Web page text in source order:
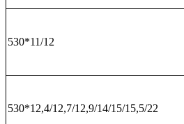
530*11/12
530*12,4/12,7/12,9/14/15/15,5/22